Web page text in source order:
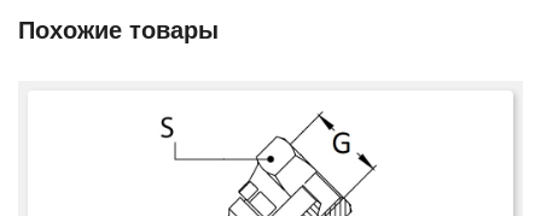
Похожие товары